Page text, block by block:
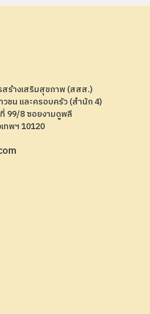
ร้างเสริมสุขภาพ (สสส.)
ชน และครอบครัว (สำนัก 4)
99/8 ซอยงามดูพลี
ทพฯ 10120